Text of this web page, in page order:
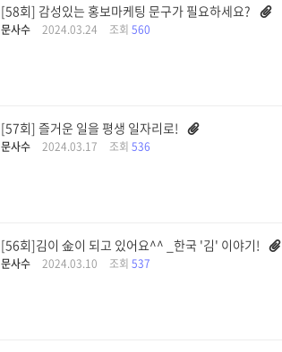
[58회] 감성있는 홍보마케팅 문구가 필요하세요?
문사수 2024.03.24 조회 560
[57회] 즐거운 일을 평생 일자리로!
문사수 2024.03.17 조회 536
[56회]김이 金이 되고 있어요^^ _한국 '김' 이야기!
문사수 2024.03.10 조회 537